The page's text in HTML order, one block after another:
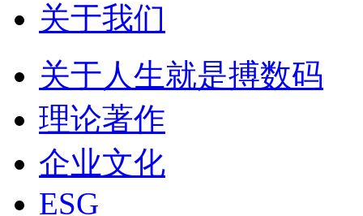
关于我们
关于人生就是搏数码
理论著作
企业文化
ESG